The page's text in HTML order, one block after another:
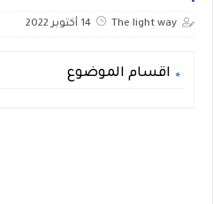
The light way 14 أكتوبر 2022
اقسام الموضوع